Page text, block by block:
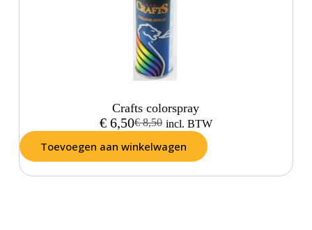
Crafts colorspray
€8,50
€6,50 incl. BTW
Toevoegen aan winkelwagen